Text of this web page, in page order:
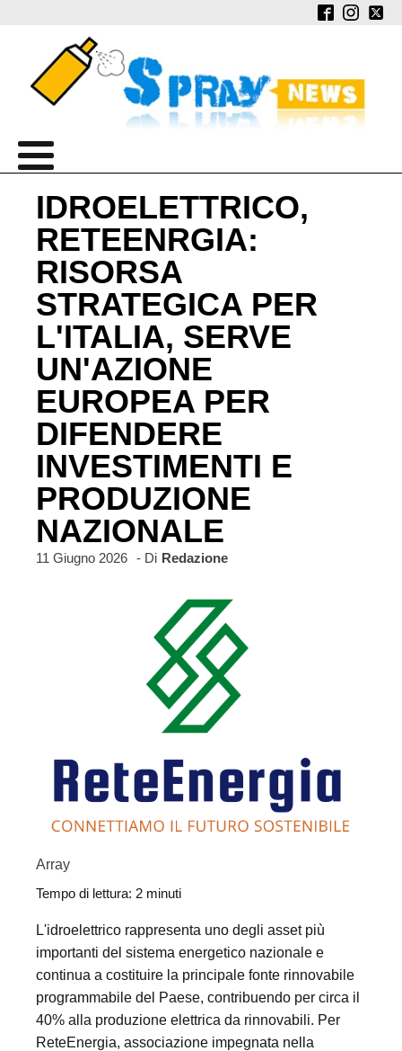
IDROELETTRICO,
RETEENRGIA:
RISORSA
STRATEGICA PER
L'ITALIA, SERVE
UN'AZIONE
EUROPEA PER
DIFENDERE
INVESTIMENTI E
PRODUZIONE
NAZIONALE
11 Giugno 2026 - Di Redazione
Array
Tempo di lettura: 2 minuti
L'idroelettrico rappresenta uno degli asset più
importanti del sistema energetico nazionale e
continua a costituire la principale fonte rinnovabile
programmabile del Paese, contribuendo per circa il
40% alla produzione elettrica da rinnovabili. Per
ReteEnergia, associazione impegnata nella